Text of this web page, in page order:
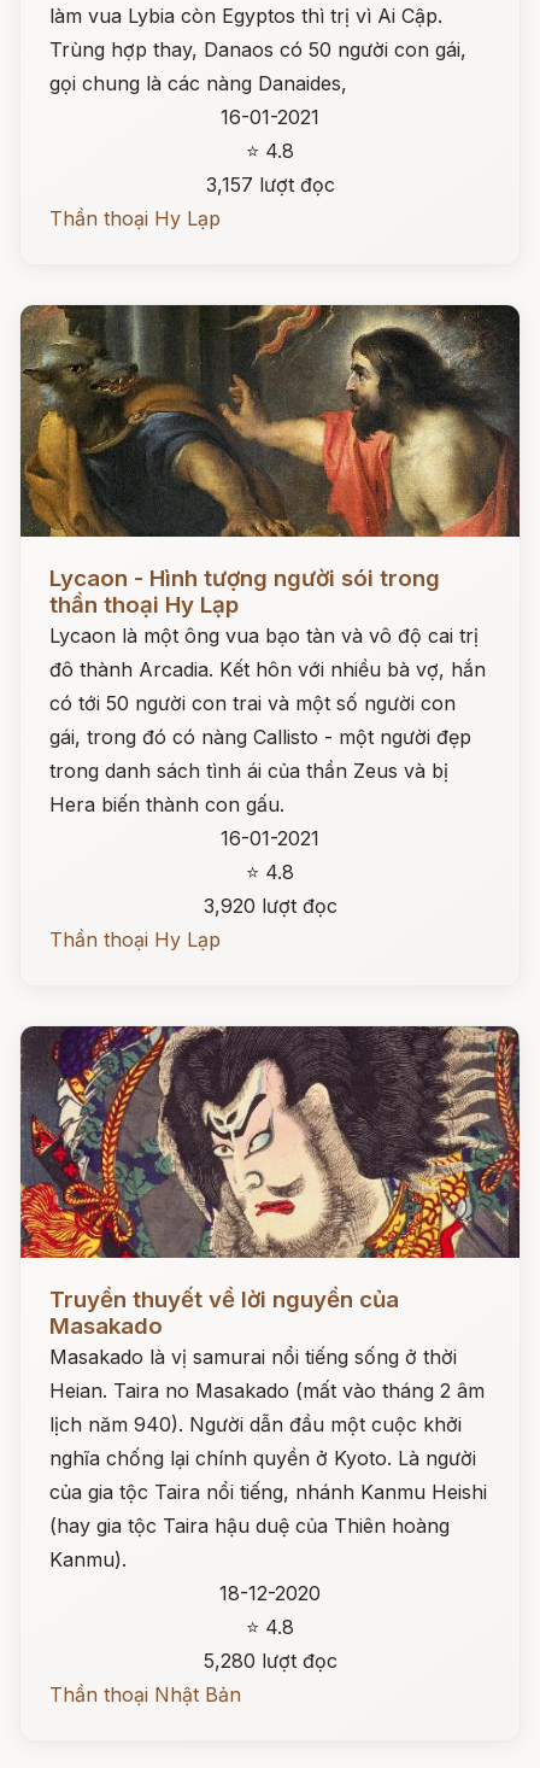
làm vua Lybia còn Egyptos thì trị vì Ai Cập.
Trùng hợp thay, Danaos có 50 người con gái,
gọi chung là các nàng Danaides,
16-01-2021
⭐ 4.8
3,157 lượt đọc
Thần thoại Hy Lạp
Lycaon - Hình tượng người sói trong
thần thoại Hy Lạp
Lycaon là một ông vua bạo tàn và vô độ cai trị
đô thành Arcadia. Kết hôn với nhiều bà vợ, hắn
có tới 50 người con trai và một số người con
gái, trong đó có nàng Callisto - một người đẹp
trong danh sách tình ái của thần Zeus và bị
Hera biến thành con gấu.
16-01-2021
⭐ 4.8
3,920 lượt đọc
Thần thoại Hy Lạp
Đọc ngay
Truyền thuyết về lời nguyền của
Masakado
Masakado là vị samurai nổi tiếng sống ở thời
Heian. Taira no Masakado (mất vào tháng 2 âm
lịch năm 940). Người dẫn đầu một cuộc khởi
nghĩa chống lại chính quyền ở Kyoto. Là người
của gia tộc Taira nổi tiếng, nhánh Kanmu Heishi
(hay gia tộc Taira hậu duệ của Thiên hoàng
Kanmu).
18-12-2020
⭐ 4.8
5,280 lượt đọc
Thần thoại Nhật Bản